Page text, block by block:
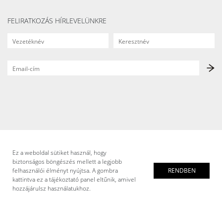
FELIRATKOZÁS HÍRLEVELÜNKRE
Ez a weboldal sütiket használ, hogy
biztonságos böngészés mellett a legjobb
felhasználói élményt nyújtsa. A gombra
kattintva ez a tájékoztató panel eltűnik, amivel
hozzájárulsz használatukhoz.
RENDBEN